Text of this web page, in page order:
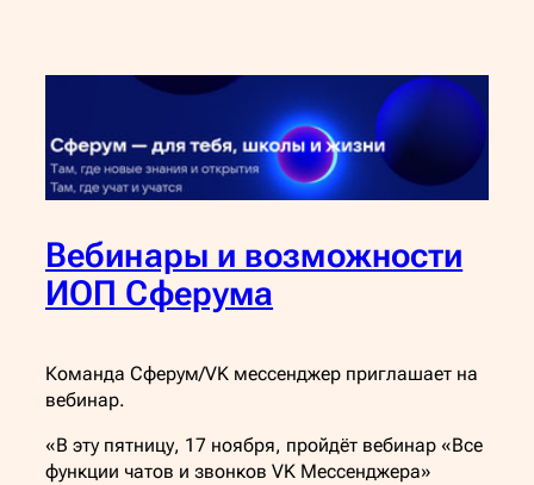
Вебинары и возможности
ИОП Сферума
Команда Сферум/VK мессенджер приглашает на
вебинар.
«В эту пятницу, 17 ноября, пройдёт вебинар «Все
функции чатов и звонков VK Мессенджера»